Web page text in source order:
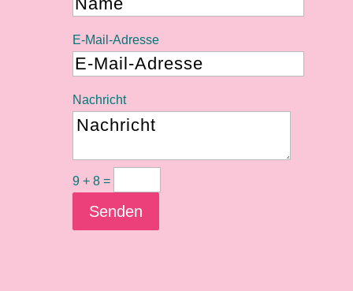
E-Mail-Adresse
Nachricht
9 + 8 =
Senden